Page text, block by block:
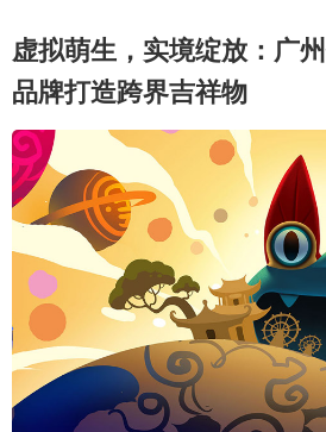
虚拟萌生，实境绽放：广
品牌打造跨界吉祥物